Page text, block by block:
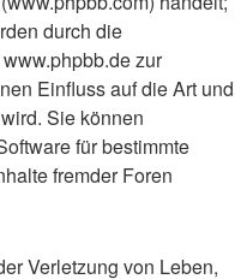
durch die
zur
Einfluss auf die Art und
Sie können
für bestimmte
fremder Foren
Verletzung von Leben,